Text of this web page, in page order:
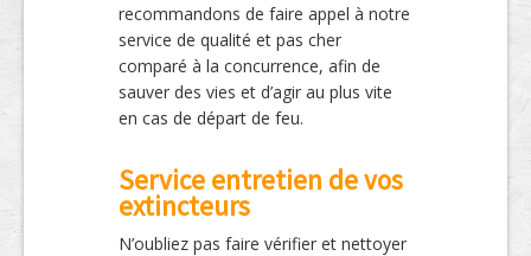
recommandons de faire appel à notre
service de qualité et pas cher
comparé à la concurrence, afin de
sauver des vies et d’agir au plus vite
en cas de départ de feu.
Service entretien de vos
extincteurs
N’oubliez pas faire vérifier et nettoyer